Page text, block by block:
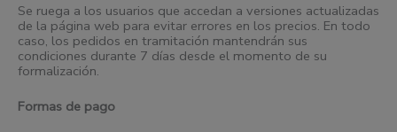
Se ruega a los usuarios que accedan a versiones actualizadas
de la página web para evitar errores en los precios. En todo
caso, los pedidos en tramitación mantendrán sus
condiciones durante 7 días desde el momento de su
formalización.
Formas de pago